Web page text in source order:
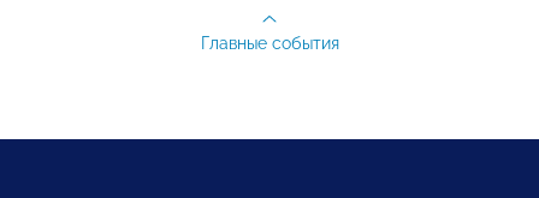
Главные события